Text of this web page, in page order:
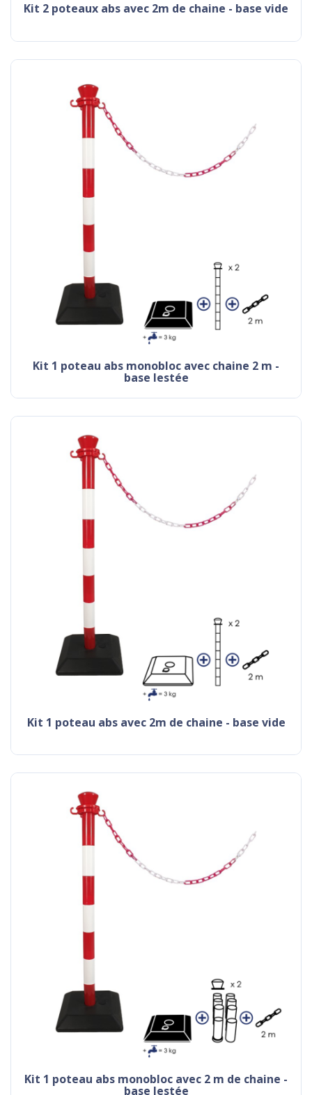
kit 2 poteaux abs avec 2m de chaine - base vide
kit 1 poteau abs monobloc avec chaine 2 m -
base lestée
kit 1 poteau abs avec 2m de chaine - base vide
kit 1 poteau abs monobloc avec 2 m de chaine -
base lestée